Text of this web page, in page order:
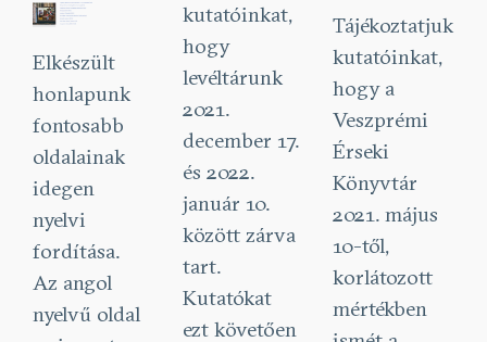
Elkészült
honlapunk
fontosabb
oldalainak
idegen
nyelvi
fordítása.
Az angol
nyelvű oldal
kutatóinkat,
hogy
levéltárunk
2021.
december 17.
és 2022.
január 10.
között zárva
tart.
Kutatókat
ezt követően
Tájékoztatjuk
kutatóinkat,
hogy a
Veszprémi
Érseki
Könyvtár
2021. május
10-től,
korlátozott
mértékben